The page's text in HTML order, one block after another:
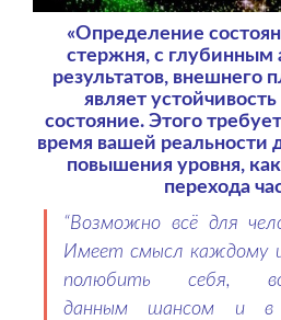
«Определение
стержня, с глубинным
результатов, внешнего
являет
состояние. Этого
время вашей реальности
повышения уровня,
перехода
“Возможно всё для
Имеет смысл каждому
полюбить себя,
данным шансом и в